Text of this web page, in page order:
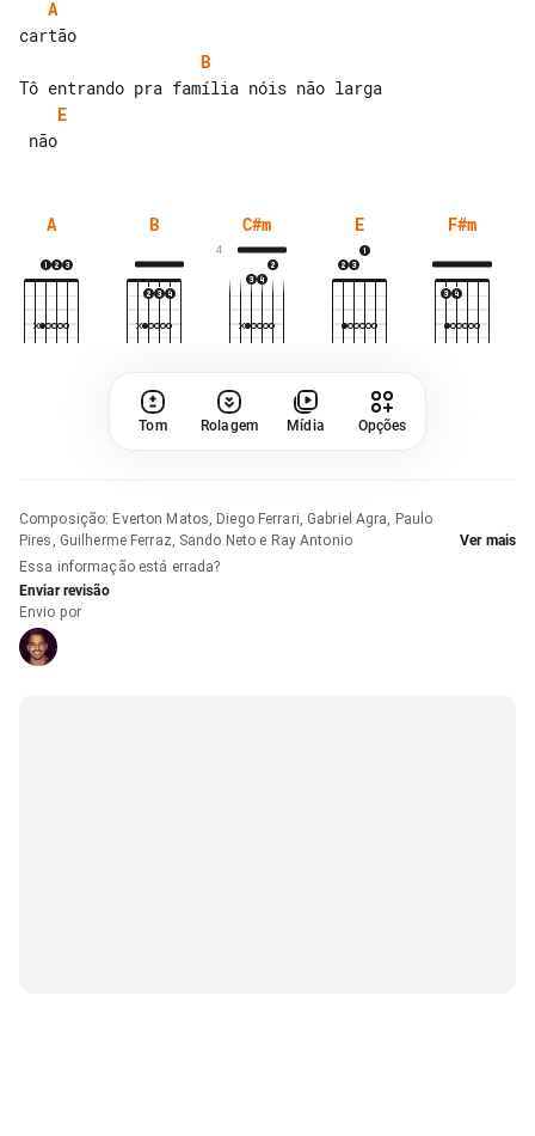
A
B
E
A B C#m
4
E F#m
Tom Rolagem Mídia Opções
Composição: Everton Matos, Diego Ferrari, Gabriel Agra, Paulo
Pires, Guilherme Ferraz, Sando Neto e Ray Antonio
Ver mais
Essa informação está errada?
Enviar revisão
Envio por